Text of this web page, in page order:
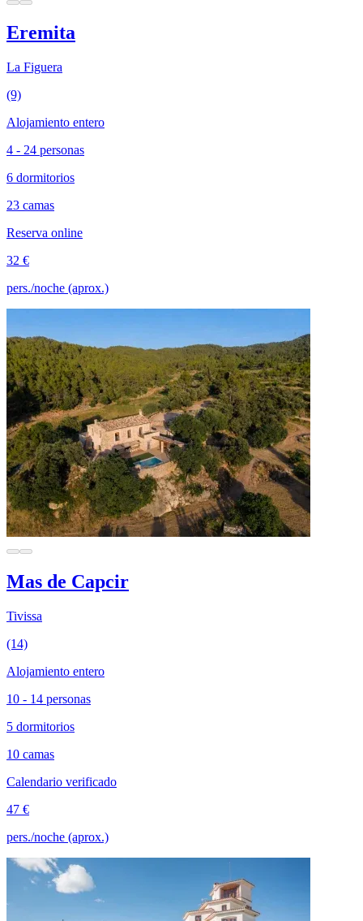
Eremita
La Figuera
(9)
Alojamiento entero
4 - 24 personas
6 dormitorios
23 camas
Reserva online
32 €
pers./noche (aprox.)
Mas de Capcir
Tivissa
(14)
Alojamiento entero
10 - 14 personas
5 dormitorios
10 camas
Calendario verificado
47 €
pers./noche (aprox.)